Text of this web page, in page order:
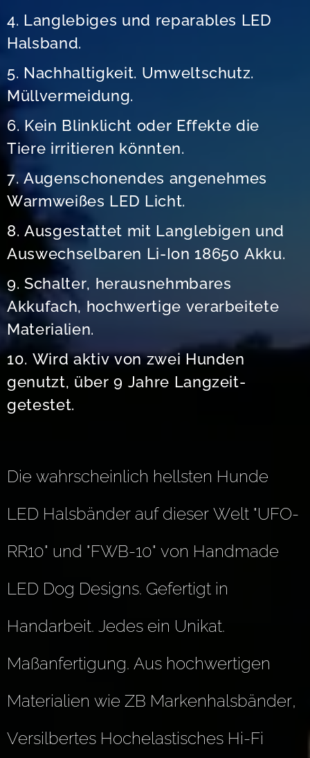
4. Langlebiges und reparables LED
Halsband.
5. Nachhaltigkeit. Umweltschutz.
Müllvermeidung.
6. Kein Blinklicht oder Effekte die
Tiere irritieren könnten.
7. Augenschonendes angenehmes
Warmweißes LED Licht.
8. Ausgestattet mit Langlebigen und
Auswechselbaren Li-Ion 18650 Akku.
9. Schalter, herausnehmbares
Akkufach, hochwertige verarbeitete
Materialien.
10. Wird aktiv von zwei Hunden
genutzt, über 9 Jahre Langzeit-
getestet.
Die wahrscheinlich hellsten Hunde
LED Halsbänder auf dieser Welt "UFO-
RR10" und "FWB-10" von Handmade
LED Dog Designs. Gefertigt in
Handarbeit. Jedes ein Unikat.
Maßanfertigung. Aus hochwertigen
Materialien wie ZB Markenhalsbänder,
Versilbertes Hochelastisches Hi-Fi